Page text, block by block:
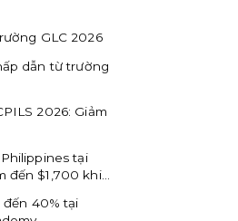
GLC 2026
dẫn từ trường
2026: Giảm
tại
đến $1,700 khi
40% tại